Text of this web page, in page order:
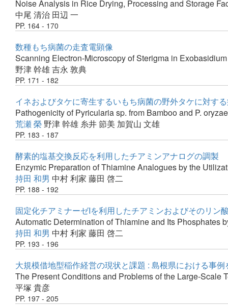
Noise Analysis in Rice Drying, Processing and Storage
中尾 清治 田辺 一
PP. 164 - 170
数種もち病菌の走査電顕像
Scanning Electron-Microscopy of Sterigma in
野津 幹雄吉永 敦典
PP. 171 - 182
イネおよびタケに寄生するいもち病菌の野外タケに対す
Pathogenicity of Pyricularia sp. from Bamboo and P.
荒瀬 榮 野津 幹雄 糸井 節美 加賀山 文雄
PP. 183 - 187
酵素的塩基交換反応を利用したチアミンアナログの調製
Enzymic Preparation of Thiamine Analogues by the
持田 和男 中村 利家 藤田 啓二
PP. 188 - 192
固定化チアミナーゼIを利用したチアミンおよびそのリン
Automatic Determination of Thiamine and Its Phosphates
持田 和男 中村 利家 藤田 啓二
PP. 193 - 196
大規模借地型稲作経営の現状と課題 : 島根県における事例
The Present Conditions and Problems of the Large-Scale
平塚 貴彦
PP. 197 - 205